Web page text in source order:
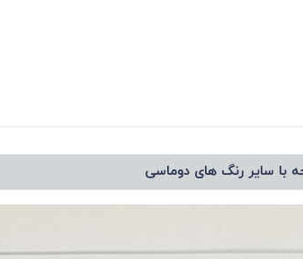
با سایر رنگ های دوماسی